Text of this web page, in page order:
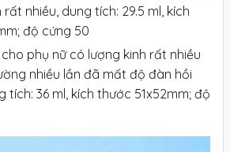
nhiều, dung tích: 29.5 ml, kích
độ cứng 50
phụ nữ có lượng kinh rất nhiều
nhiều lần đã mất độ đàn hồi
tích: 36 ml, kích thước 51x52mm; độ